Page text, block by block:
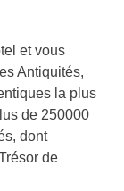
et vous
Antiquités,
la plus
de 250000
dont
de